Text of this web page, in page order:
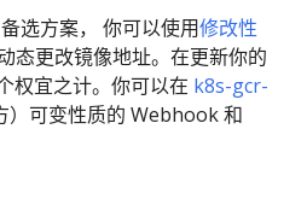
选方案， 你可以使用修改性
态更改镜像地址。在更新你的
权宜之计。你可以在 k8s-gcr-
）可变性质的 Webhook 和